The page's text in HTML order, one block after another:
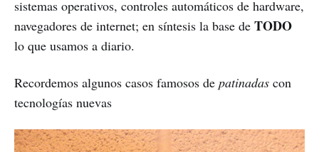
sistemas operativos, controles automáticos de hardware,
navegadores de internet; en síntesis la base de TODO
lo que usamos a diario.
Recordemos algunos casos famosos de patinadas con
tecnologías nuevas